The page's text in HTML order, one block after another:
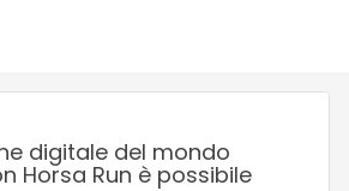
digitale del mondo
Horsa Run è possibile